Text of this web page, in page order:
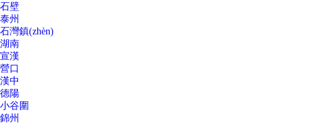
石壁
泰州
石灣鎮(zhèn)
湖南
宣漢
營口
漢中
德陽
小谷圍
錦州